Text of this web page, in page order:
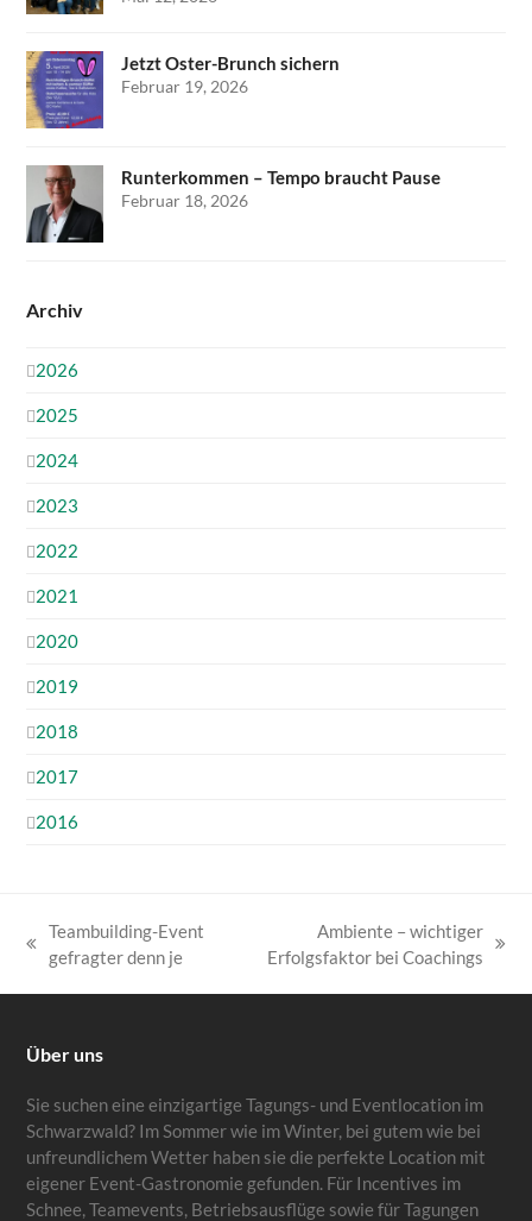
Jetzt Oster-Brunch sichern
Februar 19, 2026
Runterkommen – Tempo braucht Pause
Februar 18, 2026
Archiv
2026
2025
2024
2023
2022
2021
2020
2019
2018
2017
2016
vorheriger
Teambuilding-Event
gefragter denn je
Nächster
Ambiente – wichtiger
Erfolgsfaktor bei Coachings
Über uns
Sie suchen eine einzigartige Tagungs- und Eventlocation im
Schwarzwald? Im Sommer wie im Winter, bei gutem wie bei
unfreundlichem Wetter haben sie die perfekte Location mit
eigener Event-Gastronomie gefunden. Für Incentives im
Schnee, Teamevents, Betriebsausflüge sowie für Tagungen